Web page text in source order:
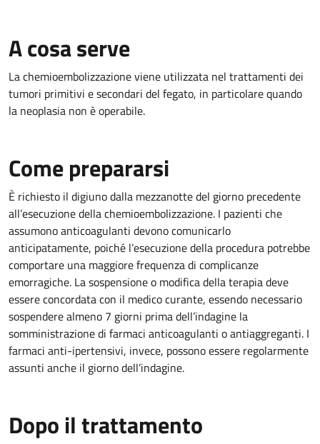
A cosa serve
La chemioembolizzazione viene utilizzata nel trattamenti dei
tumori primitivi e secondari del fegato, in particolare quando
la neoplasia non è operabile.
Come prepararsi
È richiesto il digiuno dalla mezzanotte del giorno precedente
all’esecuzione della chemioembolizzazione. I pazienti che
assumono anticoagulanti devono comunicarlo
anticipatamente, poiché l’esecuzione della procedura potrebbe
comportare una maggiore frequenza di complicanze
emorragiche. La sospensione o modifica della terapia deve
essere concordata con il medico curante, essendo necessario
sospendere almeno 7 giorni prima dell’indagine la
somministrazione di farmaci anticoagulanti o antiaggreganti. I
farmaci anti-ipertensivi, invece, possono essere regolarmente
assunti anche il giorno dell’indagine.
Dopo il trattamento